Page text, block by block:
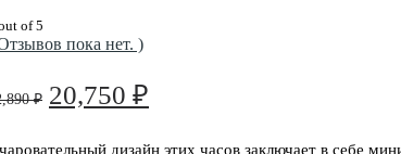
of 5
пока нет. )
₽ Первоначальная
составляла
20,750 ₽
20,750 ₽.
дизайн этих часов заключает в себе